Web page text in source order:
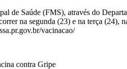
de Saúde (FMS), através do
na segunda (23) e na terça (24),
vacinacao/
contra Gripe